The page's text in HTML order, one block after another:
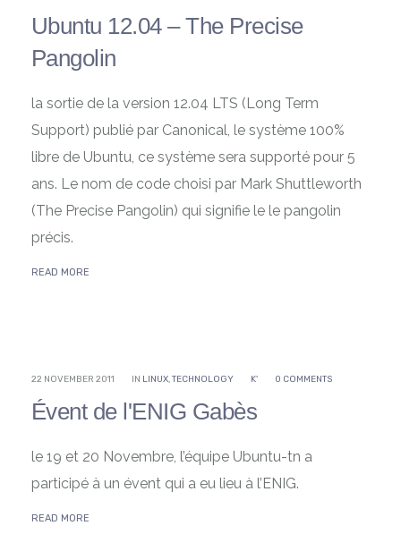
Ubuntu 12.04 – The Precise
Pangolin
la sortie de la version 12.04 LTS (Long Term
Support) publié par Canonical, le système 100%
libre de Ubuntu, ce système sera supporté pour 5
ans. Le nom de code choisi par Mark Shuttleworth
(The Precise Pangolin) qui signifie le le pangolin
précis.
READ MORE
22 NOVEMBER 2011 IN LINUX,TECHNOLOGY K' 0 COMMENTS
Évent de l'ENIG Gabès
le 19 et 20 Novembre, l’équipe Ubuntu-tn a
participé à un évent qui a eu lieu à l’ENIG.
READ MORE